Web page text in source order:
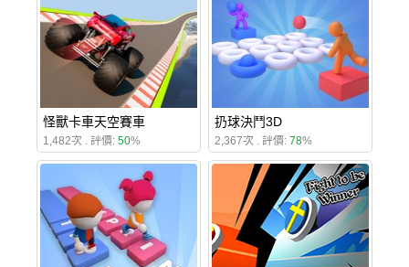
怪獸卡車天空賽車
1,482次 . 評價: 50%
扔球決鬥3D
2,367次 . 評價: 78%